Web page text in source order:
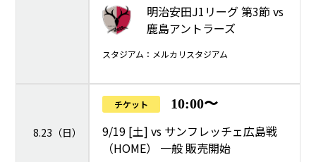
明治安田J1リーグ 第3節 vs
鹿島アントラーズ
スタジアム：メルカリスタジアム
8.23（日）
チケット 10:00〜
9/19 [土] vs サンフレッチェ広島戦
（HOME） 一般 販売開始